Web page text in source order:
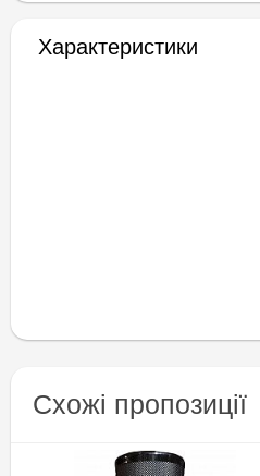
Характеристики
Схожі пропозиції